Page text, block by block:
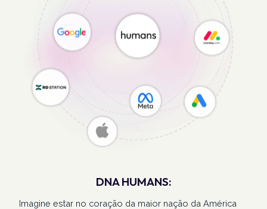
DNA HUMANS:
Imagine estar no coração da maior nação da América